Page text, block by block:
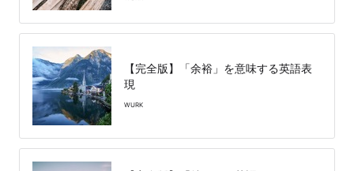
【完全版】「余裕」を意味する英語表
現
WURK